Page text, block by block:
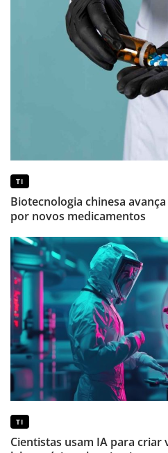
TI
Biotecnologia chinesa
por novos medicamentos
TI
Cientistas usam IA para criar